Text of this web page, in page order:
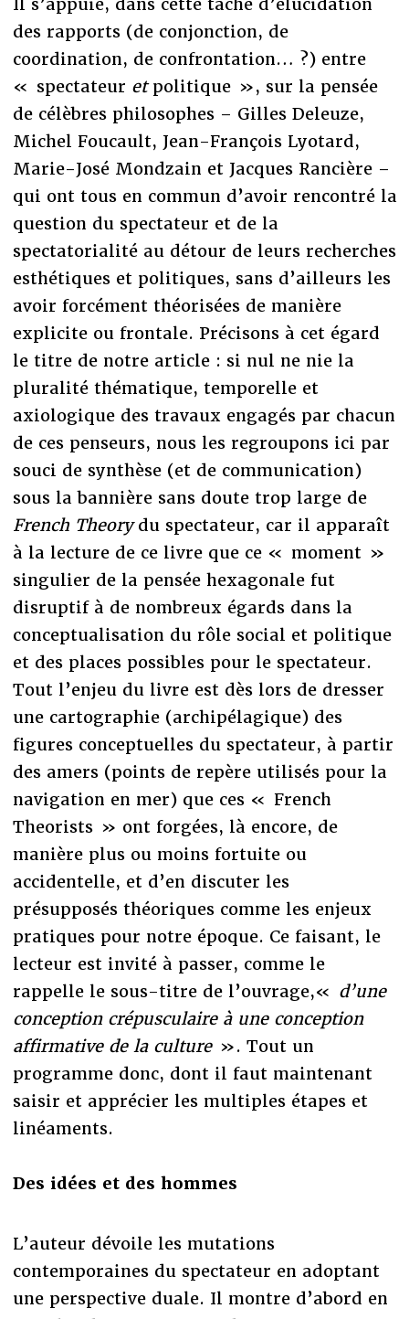
des rapports (de conjonction, de
coordination, de confrontation… ?) entre
« spectateur etpolitique », sur la pensée
de célèbres philosophes – Gilles Deleuze,
Michel Foucault, Jean-François Lyotard,
Marie-José Mondzain et Jacques Rancière –
qui ont tous en commun d’avoir rencontré la
question du spectateur et de la
spectatorialité au détour de leurs recherches
esthétiques et politiques, sans d’ailleurs les
avoir forcément théorisées de manière
explicite ou frontale. Précisons à cet égard
le titre de notre article : si nul ne nie la
pluralité thématique, temporelle et
axiologique des travaux engagés par chacun
de ces penseurs, nous les regroupons ici par
souci de synthèse (et de communication)
sous la bannière sans doute trop large de
French Theorydu spectateur, car il apparaît
à la lecture de ce livre que ce « moment »
singulier de la pensée hexagonale fut
disruptif à de nombreux égards dans la
conceptualisation du rôle social et politique
et des places possibles pour le spectateur.
Tout l’enjeu du livre est dès lors de dresser
une cartographie (archipélagique) des
figures conceptuelles du spectateur, à partir
des amers (points de repère utilisés pour la
navigation en mer) que ces « French
Theorists » ont forgées, là encore, de
manière plus ou moins fortuite ou
accidentelle, et d’en discuter les
présupposés théoriques comme les enjeux
pratiques pour notre époque. Ce faisant, le
lecteur est invité à passer, comme le
rappelle le sous-titre de l’ouvrage,« d’une
conception crépusculaire à une conception
affirmative de la culture ». Tout un
programme donc, dont il faut maintenant
saisir et apprécier les multiples étapes et
linéaments.
Des idées et des hommes
L’auteur dévoile les mutations
contemporaines du spectateur en adoptant
une perspective duale. Il montre d’abord en